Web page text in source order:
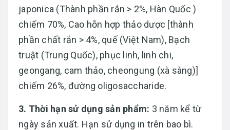
japonica (Thành phần rắn > 2%, Hàn Quốc )
chiếm 70%, Cao hỗn hợp thảo dược [thành
phần chất rắn > 4%, quế (Việt Nam), Bạch
truật (Trung Quốc), phục linh, linh chi,
geongang, cam thảo, cheongung (xà sàng)]
chiếm 26%, đường oligosaccharide.
3. Thời hạn sử dụng sản phẩm: 3 năm kể từ
ngày sản xuất. Hạn sử dụng in trên bao bì.